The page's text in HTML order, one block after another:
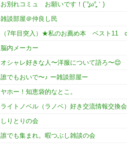
お別れコミュ お願いです！(´°̥̥̥̥̥̥̥̥ω°̥̥̥̥̥̥̥̥｀)
雑談部屋＠仲良し民
脳内メーカー
オシャレ好きな人〜洋服について語ろ〜😌
誰でもおいで〜♪ ー雑談部屋ー
ヤホー！知恵袋的なとこ。
ライトノベル（ラノベ）好き交流情報交換会
しりとりの会
誰でも集まれ。暇つぶし雑談の会